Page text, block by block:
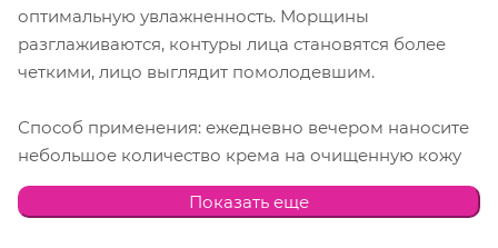
оптимальную увлажненность. Морщины
разглаживаются, контуры лица становятся более
четкими, лицо выглядит помолодевшим.
Способ применения: ежедневно вечером наносите
небольшое количество крема на очищенную кожу
лица и шеи. Помассируйте кожу легкими
движениями до полного впитывания крема.
Показать еще